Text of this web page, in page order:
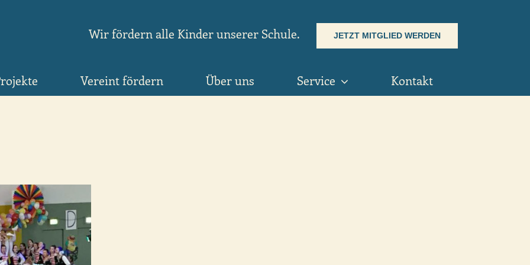
Wir fördern alle Kinder unserer Schule. JETZT MITGLIED WERDEN
Vereint fördern Über uns Service Kontakt